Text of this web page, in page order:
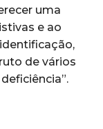
uma
e ao
de vários